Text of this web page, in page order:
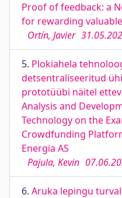
Proof of feedback: a
for rewarding
Ortín, Javier
5. Plokiahela
detsentraliseeritud
prototüübi näitel
Analysis and
Technology on the
Crowdfunding
Energia AS
Pajula, Kevin
6. Aruka lepingu